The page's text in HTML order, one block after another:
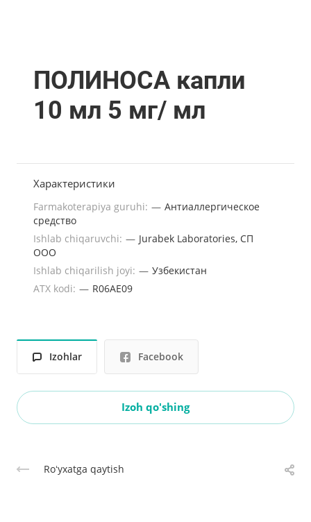
ПОЛИНОСА капли
10 мл 5 мг/ мл
Характеристики
Farmakoterapiya guruhi: — Антиаллергическое
средство
Ishlab chiqaruvchi: — Jurabek Laboratories, СП
ООО
Ishlab chiqarilish joyi: — Узбекистан
ATX kodi: — R06AE09
Izohlar Facebook
Izoh qo'shing
Roʻyxatga qaytish